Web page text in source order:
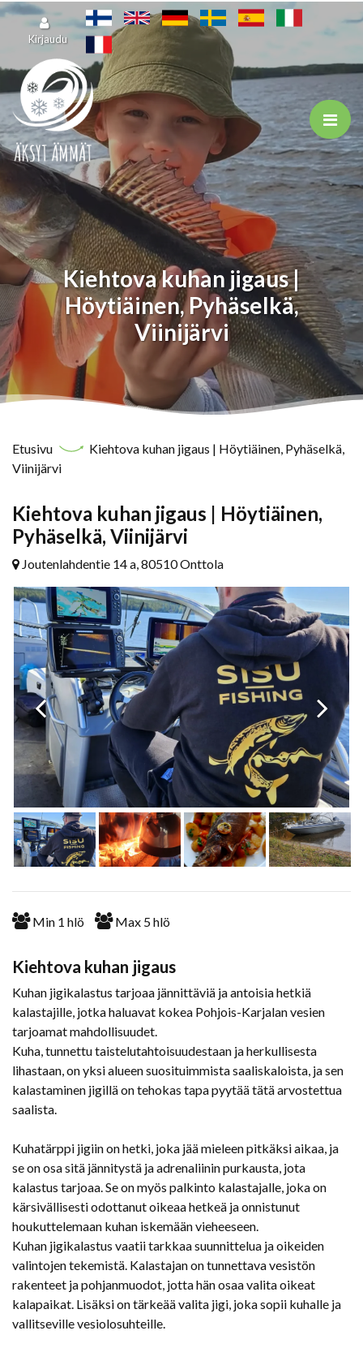
Siirry pääsisältöön
Kirjaudu
Kiehtova kuhan jigaus |
Höytiäinen, Pyhäselkä,
Viinijärvi
Etusivu
Kiehtova kuhan jigaus | Höytiäinen, Pyhäselkä,
Viinijärvi
Kiehtova kuhan jigaus | Höytiäinen,
Pyhäselkä, Viinijärvi
Joutenlahdentie 14 a, 80510 Onttola
Min 1 hlö Max 5hlö
Kiehtova kuhan jigaus
Kuhan jigikalastus tarjoaa jännittäviä ja antoisia hetkiä
kalastajille, jotka haluavat kokea Pohjois-Karjalan vesien
tarjoamat mahdollisuudet.
Kuha, tunnettu taistelutahtoisuudestaan ja herkullisesta
lihastaan, on yksi alueen suosituimmista saaliskaloista, ja sen
kalastaminen jigillä on tehokas tapa pyytää tätä arvostettua
saalista.
Kuhatärppi jigiin on hetki, joka jää mieleen pitkäksi aikaa, ja
se on osa sitä jännitystä ja adrenaliinin purkausta, jota
kalastus tarjoaa. Se on myös palkinto kalastajalle, joka on
kärsivällisesti odottanut oikeaa hetkeä ja onnistunut
houkuttelemaan kuhan iskemään vieheeseen.
Kuhan jigikalastus vaatii tarkkaa suunnittelua ja oikeiden
valintojen tekemistä. Kalastajan on tunnettava vesistön
rakenteet ja pohjanmuodot, jotta hän osaa valita oikeat
kalapaikat. Lisäksi on tärkeää valita jigi, joka sopii kuhalle ja
vallitseville vesiolosuhteille.